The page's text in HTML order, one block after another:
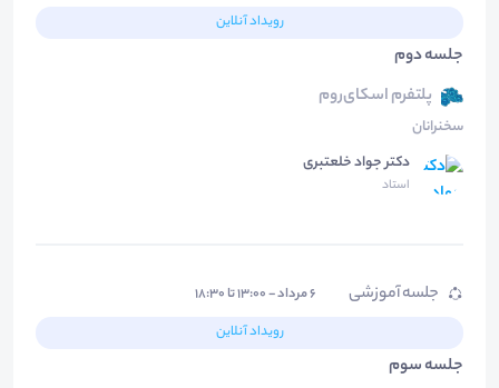
رویداد آنلاین
جلسه دوم
پلتفرم اسکای‌روم
سخنرانان
دکتر جواد خلعتبری
استاد
جلسه آموزشی
۶ مرداد - ۱۳:۰۰ تا ۱۸:۳۰
رویداد آنلاین
جلسه سوم